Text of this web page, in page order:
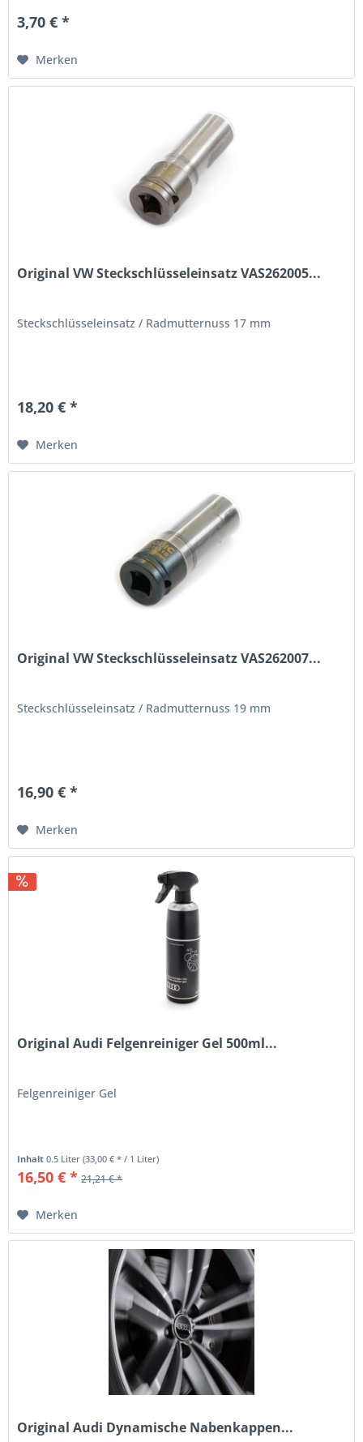
3,70 € *
Merken
Original VW Steckschlüsseleinsatz VAS262005...
Steckschlüsseleinsatz / Radmutternuss 17 mm
18,20 € *
Merken
Original VW Steckschlüsseleinsatz VAS262007...
Steckschlüsseleinsatz / Radmutternuss 19 mm
16,90 € *
Merken
Original Audi Felgenreiniger Gel 500ml...
Felgenreiniger Gel
Inhalt0.5 Liter(33,00 € * / 1 Liter)
16,50 € * 21,21 € *
Merken
Original Audi Dynamische Nabenkappen...